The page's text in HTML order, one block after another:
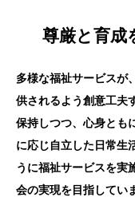
尊厳と育成
多様な福祉サービスが
供されるよう創意工夫
保持しつつ、心身とも
に応じ自立した日常生
うに福祉サービスを実
会の実現を目指してい